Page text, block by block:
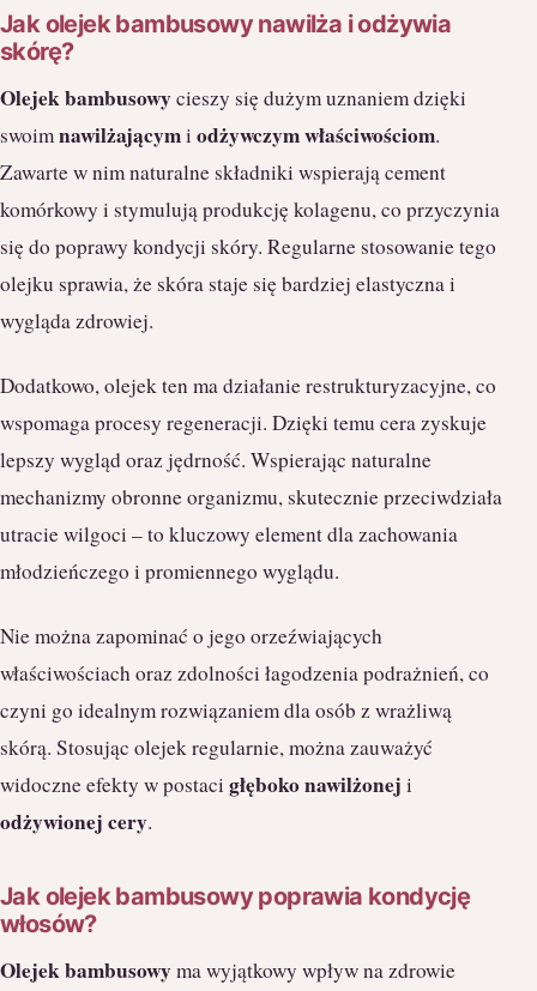
Jak olejek bambusowy nawilża i odżywia
skórę?
Olejek bambusowycieszy się dużym uznaniem dzięki
swoimnawilżającymi odżywczym właściwościom.
Zawarte w nim naturalne składniki wspierają cement
komórkowy i stymulują produkcję kolagenu, co przyczynia
się do poprawy kondycji skóry. Regularne stosowanie tego
olejku sprawia, że skóra staje się bardziej elastyczna i
wygląda zdrowiej.
Dodatkowo, olejek ten ma działanie restrukturyzacyjne, co
wspomaga procesy regeneracji. Dzięki temu cera zyskuje
lepszy wygląd oraz jędrność. Wspierając naturalne
mechanizmy obronne organizmu, skutecznie przeciwdziała
utracie wilgoci – to kluczowy element dla zachowania
młodzieńczego i promiennego wyglądu.
Nie można zapominać o jego orzeźwiających
właściwościach oraz zdolności łagodzenia podrażnień, co
czyni go idealnym rozwiązaniem dla osób z wrażliwą
skórą. Stosując olejek regularnie, można zauważyć
widoczne efekty w postaci głęboko nawilżonej i
odżywionej cery.
Jak olejek bambusowy poprawia kondycję
włosów?
Olejek bambusowyma wyjątkowy wpływ na zdrowie